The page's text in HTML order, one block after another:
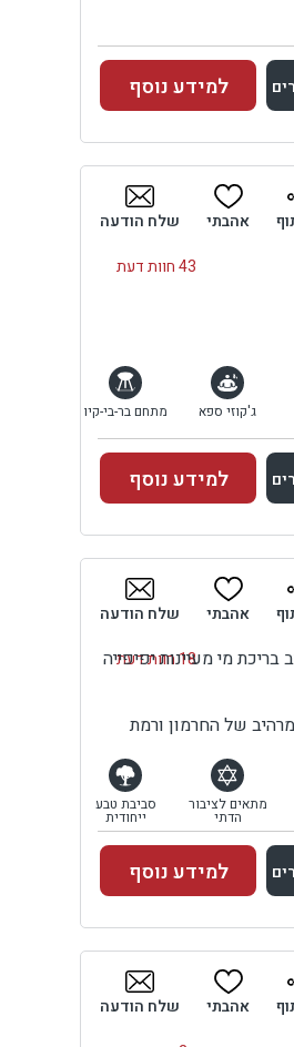
למידע נוסף
43 חוות דעת
אהבתי שלח הודעה
ג'קוזי ספא מתחם בר-בי-קיו
למידע נוסף
18 חוות דעת
מי מעיינות יפיפייה
של החרמון ורמת
אהבתי שלח הודעה
מתאים לציבור
הדתי
סביבת טבע
ייחודית
למידע נוסף
אהבתי שלח הודעה